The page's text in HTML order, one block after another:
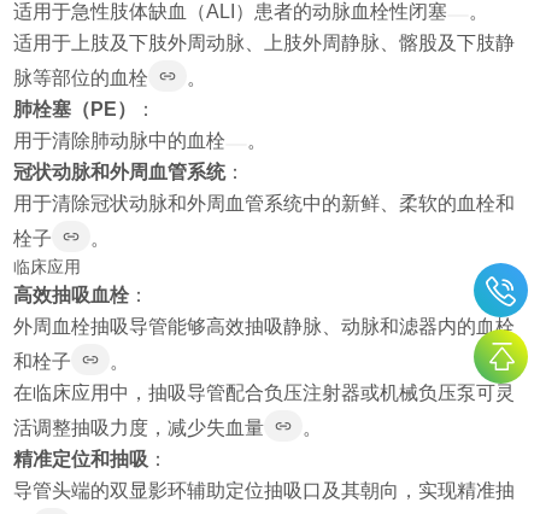
适用于急性肢体缺血（ALI）患者的动脉血栓性闭塞
。
适用于上肢及下肢外周动脉、上肢外周静脉、髂股及下肢静
脉等部位的血栓
。
肺栓塞（PE）
：
用于清除肺动脉中的血栓
。
冠状动脉和外周血管系统：
用于清除冠状动脉和外周血管系统中的新鲜、柔软的血栓和
栓子
。
临床应用
高效抽吸血栓：
外周血栓抽吸导管能够高效抽吸静脉、动脉和滤器内的血栓
和栓子
。
在临床应用中，抽吸导管配合负压注射器或机械负压泵可灵
活调整抽吸力度，减少失血量
。
精准定位和抽吸 ：
导管头端的双显影环辅助定位抽吸口及其朝向，实现精准抽